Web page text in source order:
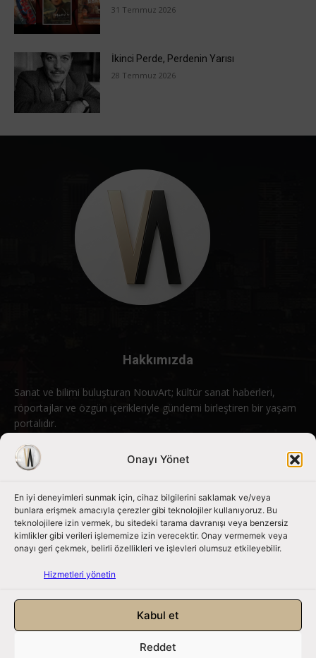
Onayı Yönet
En iyi deneyimleri sunmak için, cihaz bilgilerini saklamak ve/veya
bunlara erişmek amacıyla çerezler gibi teknolojiler kullanıyoruz. Bu
teknolojilere izin vermek, bu sitedeki tarama davranışı veya benzersiz
kimlikler gibi verileri işlememize izin verecektir. Onay vermemek veya
onayı geri çekmek, belirli özellikleri ve işlevleri olumsuz etkileyebilir.
Hizmetleri yönetin
Kabul et
Reddet
31 Temmuz 2026
İkinci Perde, Perdenin Yarısı
28 Temmuz 2026
Hakkımızda
Sanat ve bilimi buluşturan NouvArt; kültür sanat haberleri,
röportajlar ve özgün içerikleriyle gündemi birleştiren bir yaşam
portalıdır.
Bizimle iletişime geçin: info@nouvart.net
Bizi Takip Edin